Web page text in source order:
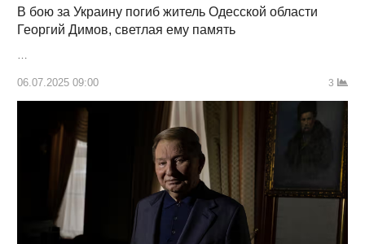
В бою за Украину погиб житель Одесской области
Георгий Димов, светлая ему память
06.07.2025 09:00 3